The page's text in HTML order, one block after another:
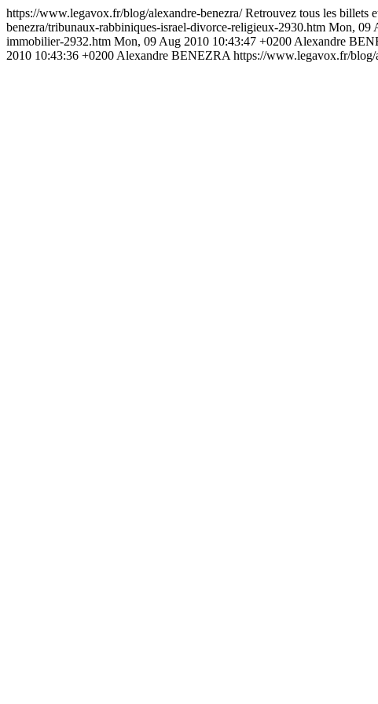
https://www.legavox.fr/blog/alexandre-benezra/Retrouvez tous les billets
benezra/tribunaux-rabbiniques-israel-divorce-religieux-2930.htm Mon, 09
immobilier-2932.htm Mon, 09 Aug 2010 10:43:47 +0200 Alexandre
2010 10:43:36 +0200 Alexandre BENEZRA https://www.legavox.fr/blog/